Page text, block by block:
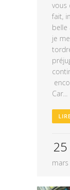
vous
fait,
je
Car...
25
mars